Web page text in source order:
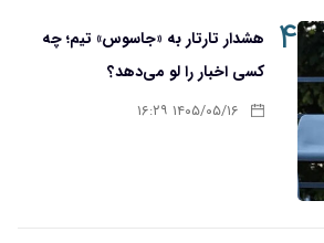
۴
هشدار تارتار به «جاسوس» تیم؛ چه
کسی اخبار را لو می‌دهد؟
۱۴۰۵/۰۵/۱۶ ۱۶:۲۹